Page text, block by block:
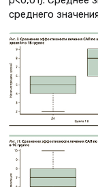
среднего